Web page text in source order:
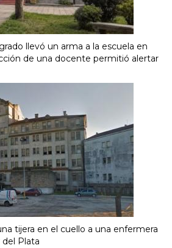
llevó un arma a la escuela en
de una docente permitió alertar
tijera en el cuello a una enfermera
Plata